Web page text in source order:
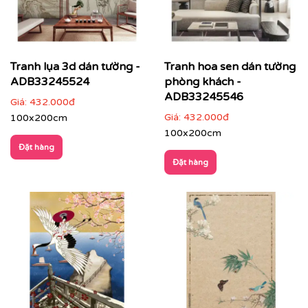
Công nghệ in đỉnh cao – Khổ lớn:
Sở hữu hệ thống máy
in hiện đại bậc nhất, Printek cam kết chất lượng hình
Tranh lụa 3d dán tường -
ADB33245524
Giá: 432.000đ
100x200cm
Đặt hàng
Tranh hoa sen dán tường
phòng khách -
ADB33245546
Giá: 432.000đ
100x200cm
Đặt hàng